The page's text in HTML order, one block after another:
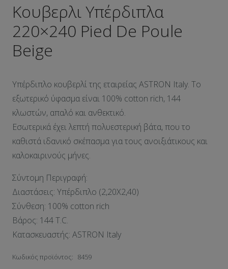
Κουβερλι Υπέρδιπλα
220×240 Pied De Poule
Beige
Υπέρδιπλο κουβερλί της εταιρείας ASTRON Italy. Το
εξωτερικό ύφασμα είναι 100% cotton rich, 144
κλωστών, απαλό και ανθεκτικό.
Εσωτερικά έχει λεπτή πολυεστερική βάτα, που το
καθιστά ιδανικό σκέπασμα για τους ανοιξιάτικους και
καλοκαιρινούς μήνες.
Σύντομη Περιγραφή:
Διαστάσεις: Υπέρδιπλο (2,20X2,40)
Σύνθεση: 100% cotton rich
Βάρος: 144 T.C.
Κατασκευαστής: ASTRON Italy
Κωδικός προϊόντος: 8459